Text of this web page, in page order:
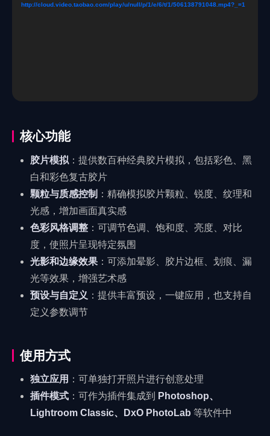
http://cloud.video.taobao.com/play/u/null/p/1/e/6/t/1/506138791048.mp4?_=1
核心功能
胶片模拟 ：提供数百种经典胶片模拟，包括彩色、黑
白和彩色复古胶片
颗粒与质感控制 ：精确模拟胶片颗粒、锐度、纹理和
光感，增加画面真实感
色彩风格调整 ：可调节色调、饱和度、亮度、对比
度，使照片呈现特定氛围
光影和边缘效果 ：可添加晕影、胶片边框、划痕、漏
光等效果，增强艺术感
预设与自定义 ：提供丰富预设，一键应用，也支持自
定义参数调节
使用方式
独立应用 ：可单独打开照片进行创意处理
插件模式 ：可作为插件集成到
Photoshop、
Lightroom Classic、DxO PhotoLab 等软件中